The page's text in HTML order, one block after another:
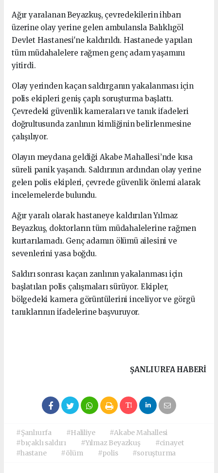
Ağır yaralanan Beyazkuş, çevredekilerin ihbarı
üzerine olay yerine gelen ambulansla Balıklıgöl
Devlet Hastanesi'ne kaldırıldı. Hastanede yapılan
tüm müdahalelere rağmen genç adam yaşamını
yitirdi.
Olay yerinden kaçan saldırganın yakalanması için
polis ekipleri geniş çaplı soruşturma başlattı.
Çevredeki güvenlik kameraları ve tanık ifadeleri
doğrultusunda zanlının kimliğinin belirlenmesine
çalışılıyor.
Olayın meydana geldiği Akabe Mahallesi’nde kısa
süreli panik yaşandı. Saldırının ardından olay yerine
gelen polis ekipleri, çevrede güvenlik önlemi alarak
incelemelerde bulundu.
Ağır yaralı olarak hastaneye kaldırılan Yılmaz
Beyazkuş, doktorların tüm müdahalelerine rağmen
kurtarılamadı. Genç adamın ölümü ailesini ve
sevenlerini yasa boğdu.
Saldırı sonrası kaçan zanlının yakalanması için
başlatılan polis çalışmaları sürüyor. Ekipler,
bölgedeki kamera görüntülerini inceliyor ve görgü
tanıklarının ifadelerine başvuruyor.
ŞANLIURFA HABERİ
#Şanlıurfa #Haliliye
#Akabe Mahallesi
#bıçaklı saldırı
#Yılmaz Beyazkuş
#cinayet
#hastane
#ölüm #polis #soruşturma